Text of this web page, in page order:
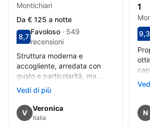
Montichiari
Da € 125 a notte
Valutazione degli ospiti su una scala da
8,7
Favoloso - Opinione degli ospiti
Favoloso · 549
recensioni
Struttura moderna e
accogliente, arredata con
gusto e particolarità, ma
soprattutto molto pulita .
Abbiamo trascorso un
bellissimo weekend, il
personale giovane e
Vedi di più
V
Recensione di
Veronica
Italia
1
9,3
di
al
N